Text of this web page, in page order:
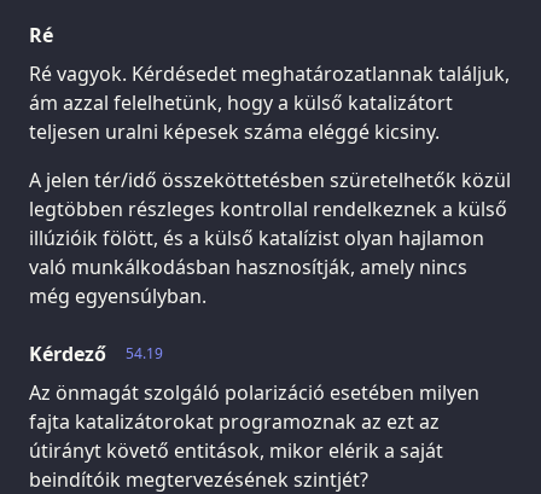
Ré
Ré vagyok. Kérdésedet meghatározatlannak találjuk,
ám azzal felelhetünk, hogy a külső katalizátort
teljesen uralni képesek száma eléggé kicsiny.
A jelen tér/idő összeköttetésben szüretelhetők közül
legtöbben részleges kontrollal rendelkeznek a külső
illúzióik fölött, és a külső katalízist olyan hajlamon
való munkálkodásban hasznosítják, amely nincs
még egyensúlyban.
54.19
Kérdező
Az önmagát szolgáló polarizáció esetében milyen
fajta katalizátorokat programoznak az ezt az
útirányt követő entitások, mikor elérik a saját
beindítóik megtervezésének szintjét?